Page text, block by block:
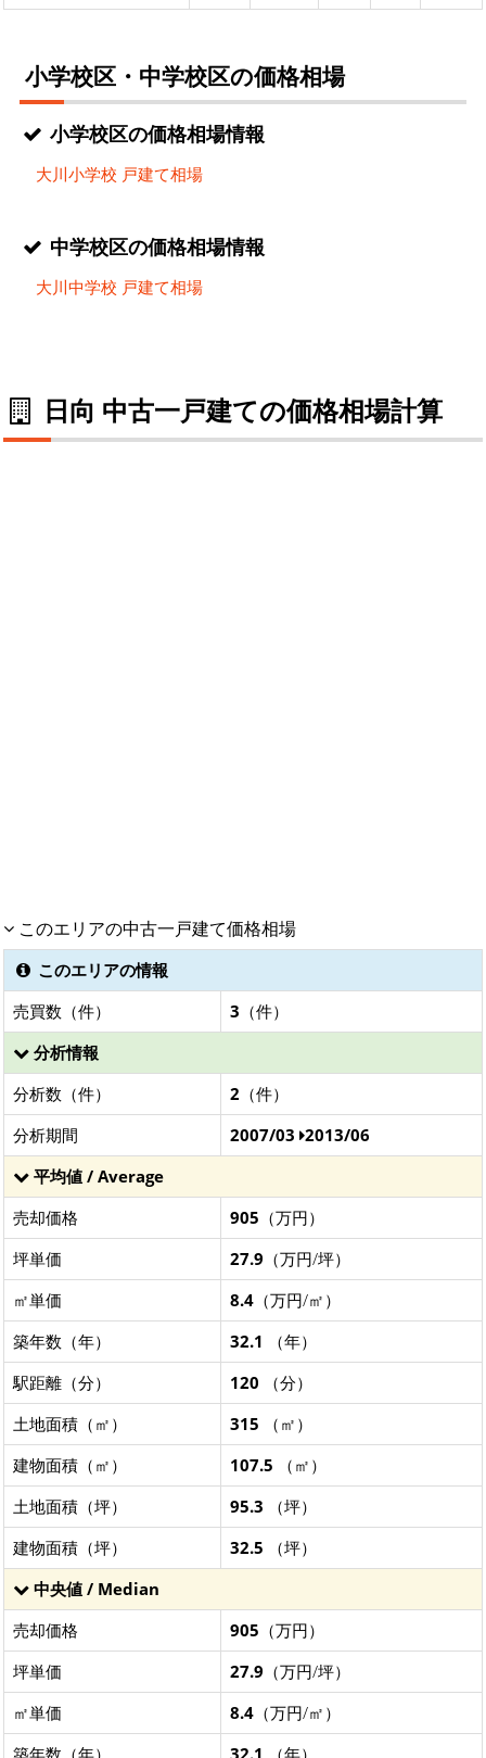
小学校区・中学校区の価格相場
小学校区の価格相場情報
大川小学校 戸建て相場
中学校区の価格相場情報
大川中学校 戸建て相場
日向 中古一戸建ての価格相場計算
このエリアの中古一戸建て価格相場
このエリアの情報
売買数（件）
3 （件）
分析情報
分析数（件）
2 （件）
分析期間
2007/03 2013/06
平均値 / Average
売却価格
905 （万円）
坪単価
27.9 （万円/坪）
㎡単価
8.4 （万円/㎡）
築年数（年）
32.1 （年）
駅距離（分）
120 （分）
土地面積（㎡）
315 （㎡）
建物面積（㎡）
107.5 （㎡）
土地面積（坪）
95.3 （坪）
建物面積（坪）
32.5 （坪）
中央値 / Median
売却価格
905 （万円）
坪単価
27.9 （万円/坪）
㎡単価
8.4 （万円/㎡）